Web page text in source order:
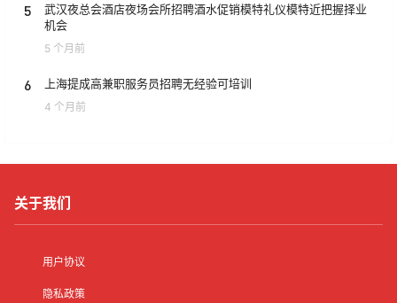
5
武汉夜总会酒店夜场会所招聘酒水促销模特礼仪模特近把握择业
机会
5 个月前
6 上海提成高兼职服务员招聘无经验可培训
4 个月前
关于我们
用户协议
隐私政策